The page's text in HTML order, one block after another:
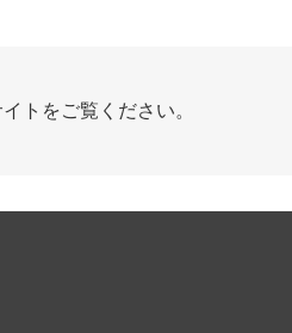
トをご覧ください。